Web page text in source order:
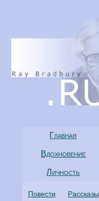
Главная
Вдохновение
Личность
Повести Рассказы